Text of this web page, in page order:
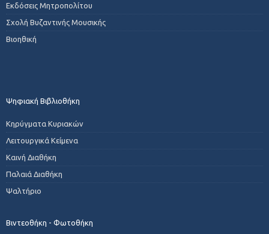
Εκδόσεις Μητροπολίτου
Σχολή Βυζαντινής Μουσικής
Βιοηθική
Ψηφιακή Βιβλιοθήκη
Κηρύγματα Κυριακών
Λειτουργικά Κείμενα
Καινή Διαθήκη
Παλαιά Διαθήκη
Ψαλτήριο
Βιντεοθήκη - Φωτοθήκη